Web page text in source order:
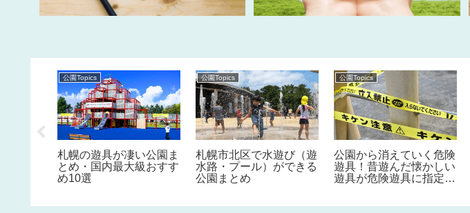
公園Topics
札幌の遊具が凄い公園ま
とめ・国内最大級おすす
め10選
公園Topics
札幌市北区で水遊び（遊
水路・プール）ができる
公園まとめ
公園Topics
公園から消えていく危険
遊具！昔遊んだ懐かしい
遊具が危険遊具に指定さ